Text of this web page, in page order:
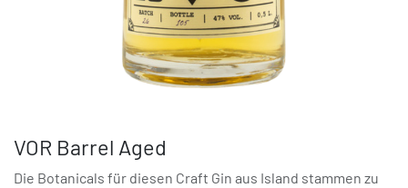
VOR Barrel Aged
Die Botanicals für diesen Craft Gin aus Island stammen zu